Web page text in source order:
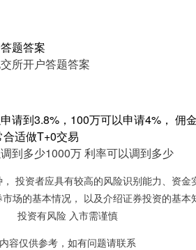
题答案
所开户答题答案
请到3.8%，100万可以申请4%， 佣
适做T+0交易
到多少1000万 利率可以调到多少
投资者应具有较高的风险识别能力、资金
场的基本情况， 以及介绍证券投资的基本
投资有风险 入市需谨慎
内容仅供参考，如有问题请联系